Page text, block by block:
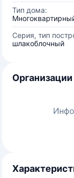
Тип дома:
Серия, тип
шлакоблочный